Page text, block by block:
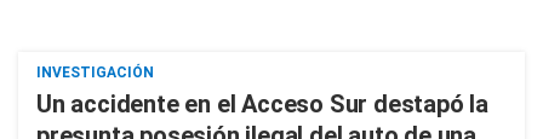
INVESTIGACIÓN
Un accidente en el Acceso Sur destapó la